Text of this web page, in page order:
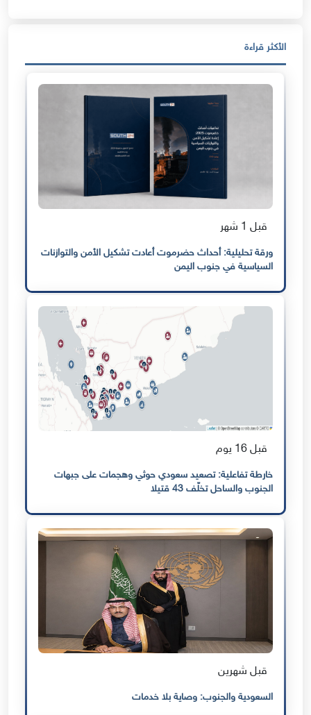
الأكثر قراءة
قبل 1 شهر
ورقة تحليلية: أحداث حضرموت أعادت تشكيل الأمن والتوازنات
السياسية في جنوب اليمن
قبل 16 يوم
خارطة تفاعلية: تصعيد سعودي حوثي وهجمات على جبهات
الجنوب والساحل تخلّف 43 قتيلا
قبل شهرين
السعودية والجنوب: وصاية بلا خدمات